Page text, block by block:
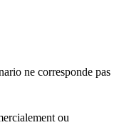
ne corresponde pas
ou